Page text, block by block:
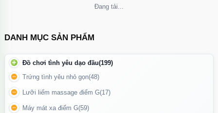
Công dụng:
Kích thích điểm G, môi lớn, môi bé hoặc dùng để mát-xa nhũ
hoa, đùi trong…
Không thể tải nội dung
DANH MỤC SẢN PHẨM
Đồ chơi tình yêu dạo đầu(199)
Trứng tình yêu nhỏ gọn(48)
Lưỡi liếm massage điểm G(17)
Máy mát xa điểm G(59)